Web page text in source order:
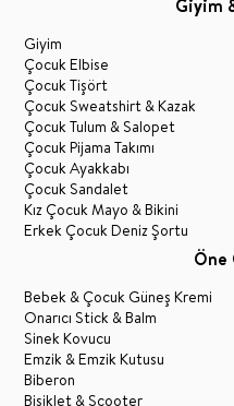
Giyim
Giyim
Çocuk Elbise
Çocuk Tişört
Çocuk Sweatshirt & Kazak
Çocuk Tulum & Salopet
Çocuk Pijama Takımı
Çocuk Ayakkabı
Çocuk Sandalet
Kız Çocuk Mayo & Bikini
Erkek Çocuk Deniz Şortu
Öne
Bebek & Çocuk Güneş Kremi
Onarıcı Stick & Balm
Sinek Kovucu
Emzik & Emzik Kutusu
Biberon
Bisiklet & Scooter